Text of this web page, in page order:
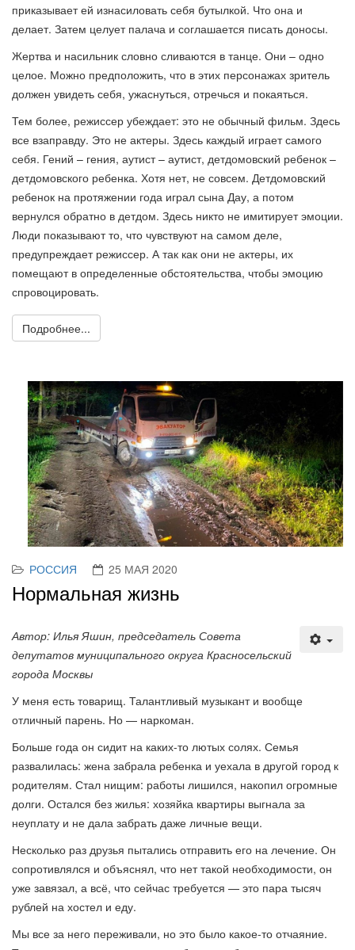
приказывает ей изнасиловать себя бутылкой. Что она и
делает. Затем целует палача и соглашается писать доносы.
Жертва и насильник словно сливаются в танце. Они – одно
целое. Можно предположить, что в этих персонажах зритель
должен увидеть себя, ужаснуться, отречься и покаяться.
Тем более, режиссер убеждает: это не обычный фильм. Здесь
все взаправду. Это не актеры. Здесь каждый играет самого
себя. Гений – гения, аутист – аутист, детдомовский ребенок –
детдомовского ребенка. Хотя нет, не совсем. Детдомовский
ребенок на протяжении года играл сына Дау, а потом
вернулся обратно в детдом. Здесь никто не имитирует эмоции.
Люди показывают то, что чувствуют на самом деле,
предупреждает режиссер. А так как они не актеры, их
помещают в определенные обстоятельства, чтобы эмоцию
спровоцировать.
Подробнее...
РОССИЯ 25 МАЯ 2020
Нормальная жизнь
Автор: Илья Яшин, председатель Совета
депутатов муниципального округа Красносельский
города Москвы
У меня есть товарищ. Талантливый музыкант и вообще
отличный парень. Но — наркоман.
Больше года он сидит на каких-то лютых солях. Семья
развалилась: жена забрала ребенка и уехала в другой город к
родителям. Стал нищим: работы лишился, накопил огромные
долги. Остался без жилья: хозяйка квартиры выгнала за
неуплату и не дала забрать даже личные вещи.
Несколько раз друзья пытались отправить его на лечение. Он
сопротивлялся и объяснял, что нет такой необходимости, он
уже завязал, а всё, что сейчас требуется — это пара тысяч
рублей на хостел и еду.
Мы все за него переживали, но это было какое-то отчаяние.